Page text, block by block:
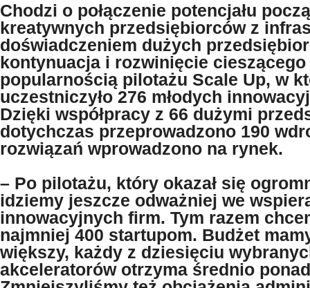
Chodzi o połączenie potencjału
kreatywnych przedsiębiorców z
doświadczeniem dużych
kontynuacja i rozwinięcie cieszącego
popularnością pilotażu Scale Up, w
uczestniczyło 276 młodych
Dzięki współpracy z 66 dużymi
dotychczas przeprowadzono 190
rozwiązań wprowadzono na rynek.
– Po pilotażu, który okazał się
idziemy jeszcze odważniej we
innowacyjnych firm. Tym razem
najmniej 400 startupom. Budżet
większy, każdy z dziesięciu
akceleratorów otrzyma średnio ponad